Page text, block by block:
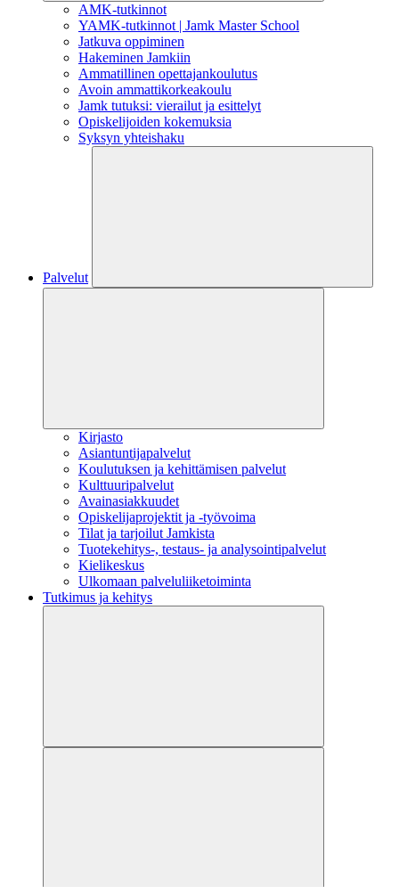
AMK-tutkinnot
YAMK-tutkinnot | Jamk Master School
Jatkuva oppiminen
Hakeminen Jamkiin
Ammatillinen opettajankoulutus
Avoin ammattikorkeakoulu
Jamk tutuksi: vierailut ja esittelyt
Opiskelijoiden kokemuksia
Syksyn yhteishaku
Palvelut
Kirjasto
Asiantuntijapalvelut
Koulutuksen ja kehittämisen palvelut
Kulttuuripalvelut
Avainasiakkuudet
Opiskelijaprojektit​ ja -työvoima
Tilat ja tarjoilut Jamkista
Tuotekehitys-, testaus- ja analysointipalvelut
Kielikeskus
Ulkomaan palveluliiketoiminta
Tutkimus ja kehitys